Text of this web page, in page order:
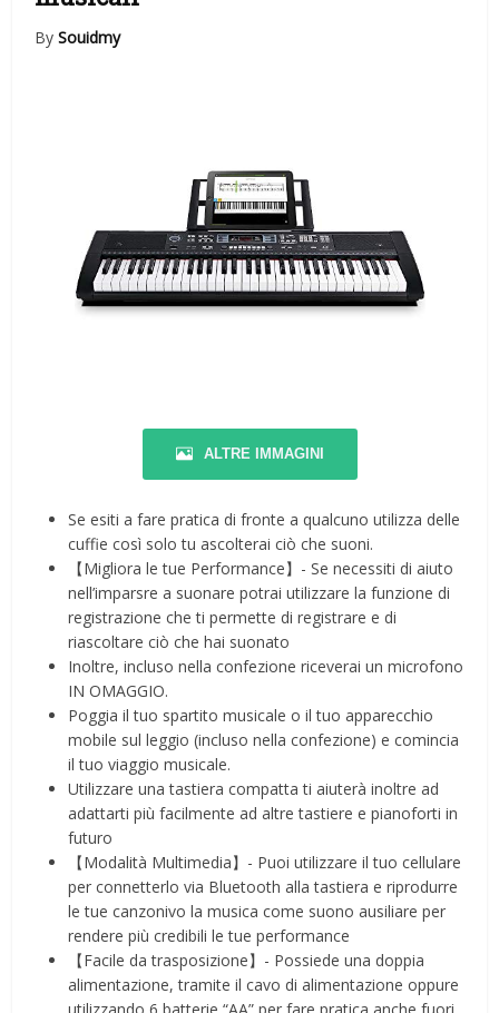
BySouidmy
ALTRE IMMAGINI
Se esiti a fare pratica di fronte a qualcuno utilizza delle
cuffie così solo tu ascolterai ciò che suoni.
【Migliora le tue Performance】- Se necessiti di aiuto
nell’imparsre a suonare potrai utilizzare la funzione di
registrazione che ti permette di registrare e di
riascoltare ciò che hai suonato
Inoltre, incluso nella confezione riceverai un microfono
IN OMAGGIO.
Poggia il tuo spartito musicale o il tuo apparecchio
mobile sul leggio (incluso nella confezione) e comincia
il tuo viaggio musicale.
Utilizzare una tastiera compatta ti aiuterà inoltre ad
adattarti più facilmente ad altre tastiere e pianoforti in
futuro
【Modalità Multimedia】- Puoi utilizzare il tuo cellulare
per connetterlo via Bluetooth alla tastiera e riprodurre
le tue canzonivo la musica come suono ausiliare per
rendere più credibili le tue performance
【Facile da trasposizione】- Possiede una doppia
alimentazione, tramite il cavo di alimentazione oppure